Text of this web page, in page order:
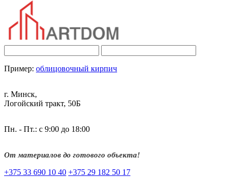
Пример: облицовочный кирпич
г. Минск,
Логойский тракт, 50Б
Пн. - Пт.: с 9:00 до 18:00
От материалов до готового объекта!
+375 33 690 10 40 +375 29 182 50 17